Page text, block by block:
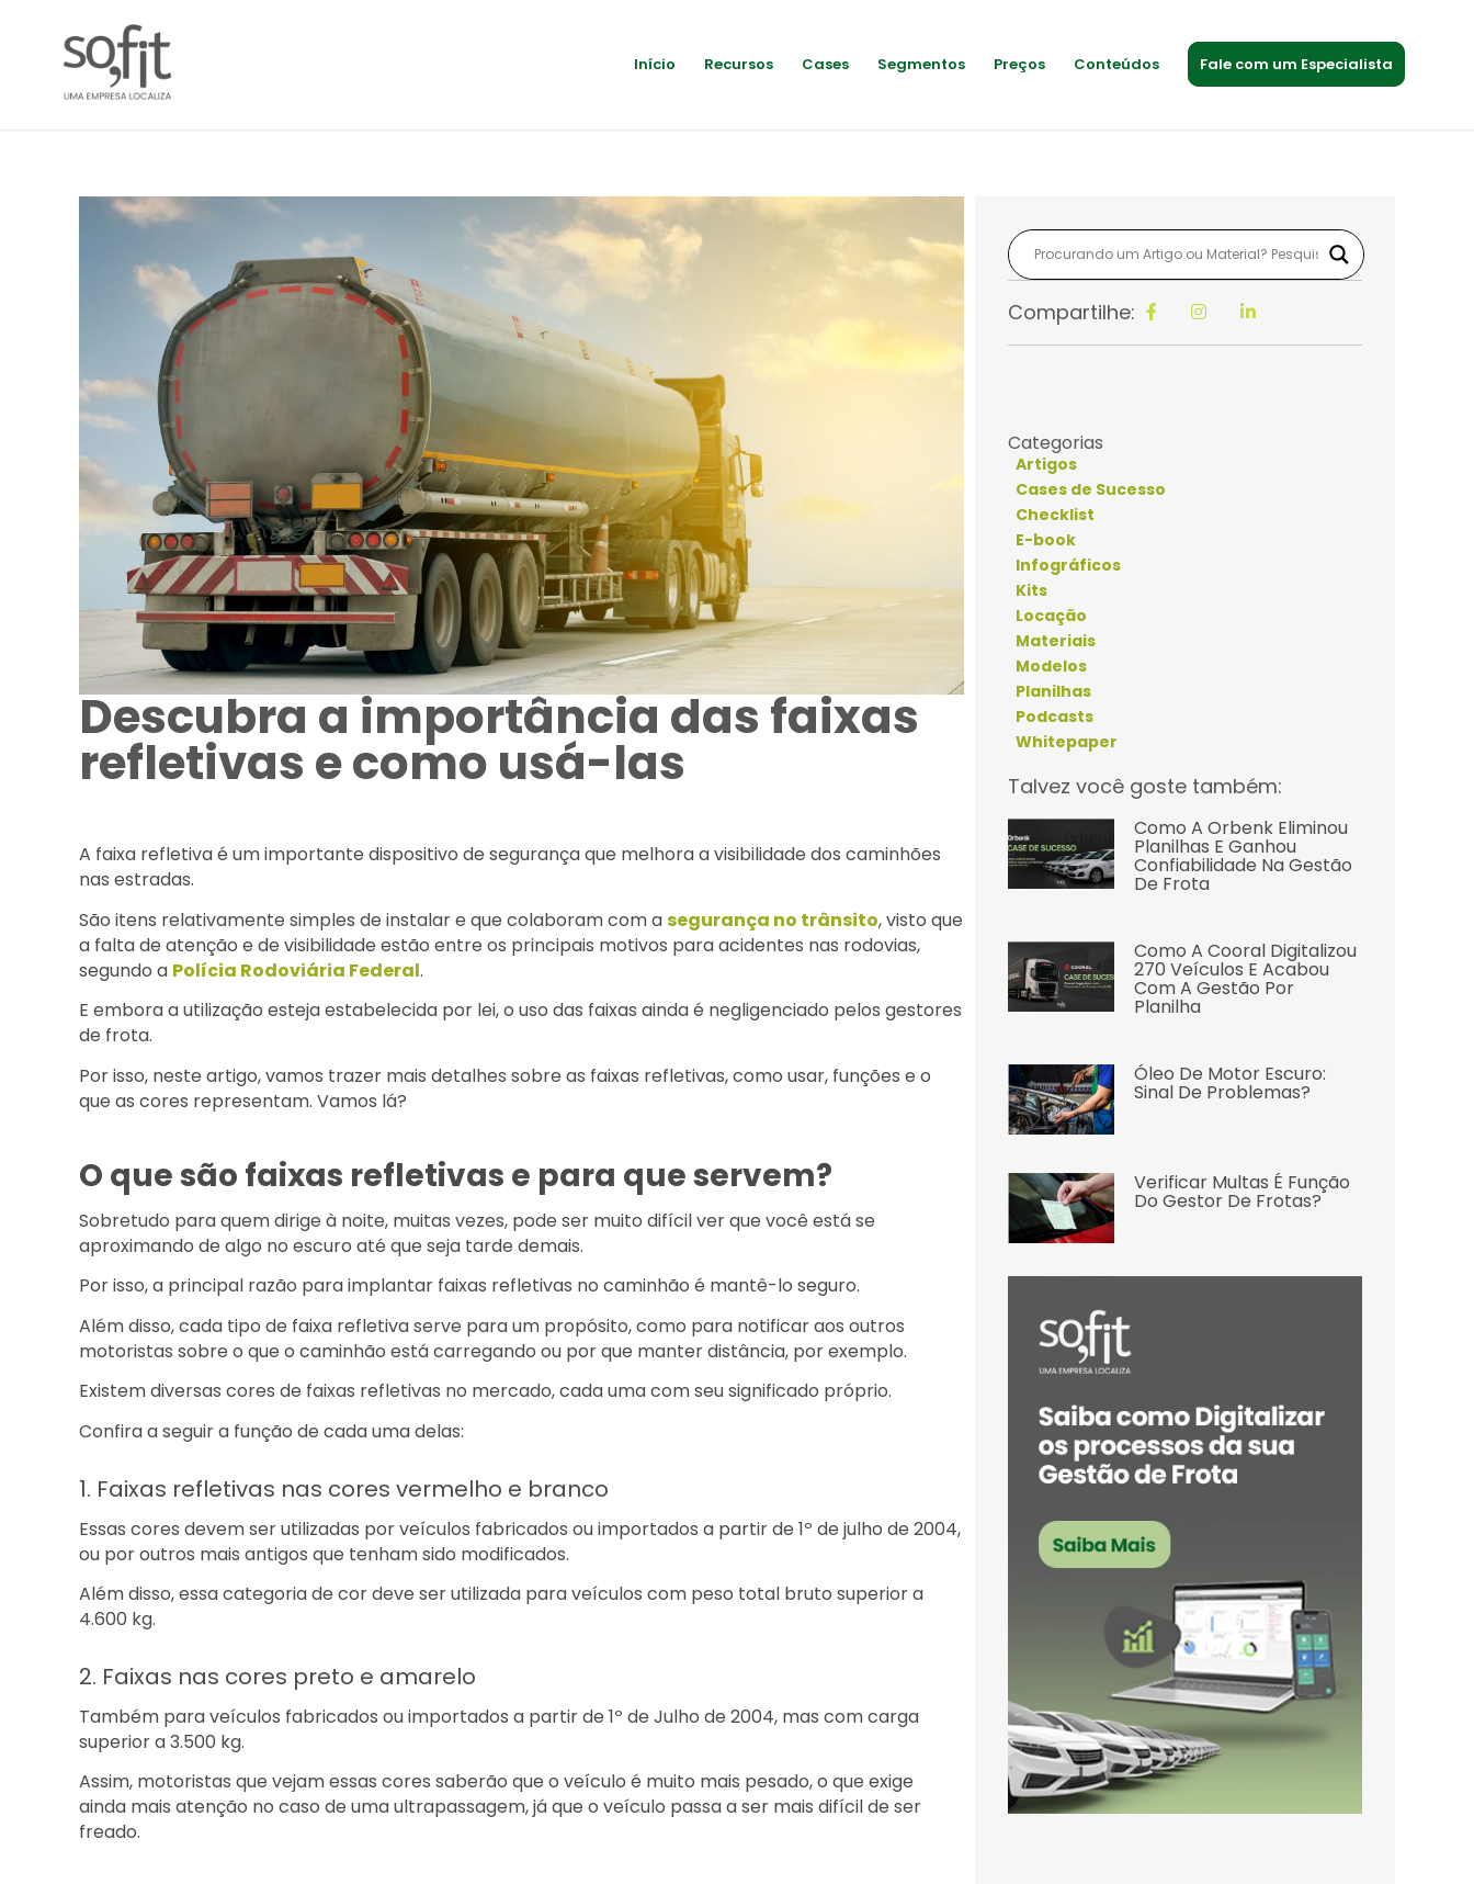
Início Recursos Cases Segmentos Preços Conteúdos Fale com um Especialista
Descubra a importância das faixas
refletivas e como usá-las
A faixa refletiva é um importante dispositivo de segurança que melhora a visibilidade dos caminhões
nas estradas.
São itens relativamente simples de instalar e que colaboram com asegurança no trânsito, visto que
a falta de atenção e de visibilidade estão entre os principais motivos para acidentes nas rodovias,
segundo a Polícia Rodoviária Federal.
E embora a utilização esteja estabelecida por lei, o uso das faixas ainda é negligenciado pelos gestores
de frota.
Por isso, neste artigo, vamos trazer mais detalhes sobre as faixas refletivas, como usar, funções e o
que as cores representam. Vamos lá?
O que são faixas refletivas e para que servem?
Sobretudo para quem dirige à noite, muitas vezes, pode ser muito difícil ver que você está se
aproximando de algo no escuro até que seja tarde demais.
Por isso, a principal razão para implantar faixas refletivas no caminhão é mantê-lo seguro.
Além disso, cada tipo de faixa refletiva serve para um propósito, como para notificar aos outros
motoristas sobre o que o caminhão está carregando ou por que manter distância, por exemplo.
Existem diversas cores de faixas refletivas no mercado, cada uma com seu significado próprio.
Confira a seguir a função de cada uma delas:
1. Faixas refletivas nas cores vermelho e branco
Essas cores devem ser utilizadas por veículos fabricados ou importados a partir de 1º de julho de 2004,
ou por outros mais antigos que tenham sido modificados.
Além disso, essa categoria de cor deve ser utilizada para veículos com peso total bruto superior a
4.600 kg.
2. Faixas nas cores preto e amarelo
Também para veículos fabricados ou importados a partir de 1º de Julho de 2004, mas com carga
superior a 3.500 kg.
Assim, motoristas que vejam essas cores saberão que o veículo é muito mais pesado, o que exige
ainda mais atenção no caso de uma ultrapassagem, já que o veículo passa a ser mais difícil de ser
freado.
Compartilhe:
Categorias
Artigos
Cases de Sucesso
Checklist
E-book
Infográficos
Kits
Locação
Materiais
Modelos
Planilhas
Podcasts
Whitepaper
Talvez você goste também:
Como A Orbenk Eliminou
Planilhas E Ganhou
Confiabilidade Na Gestão
De Frota
Como A Cooral Digitalizou
270 Veículos E Acabou
Com A Gestão Por
Planilha
Óleo De Motor Escuro:
Sinal De Problemas?
Verificar Multas É Função
Do Gestor De Frotas?